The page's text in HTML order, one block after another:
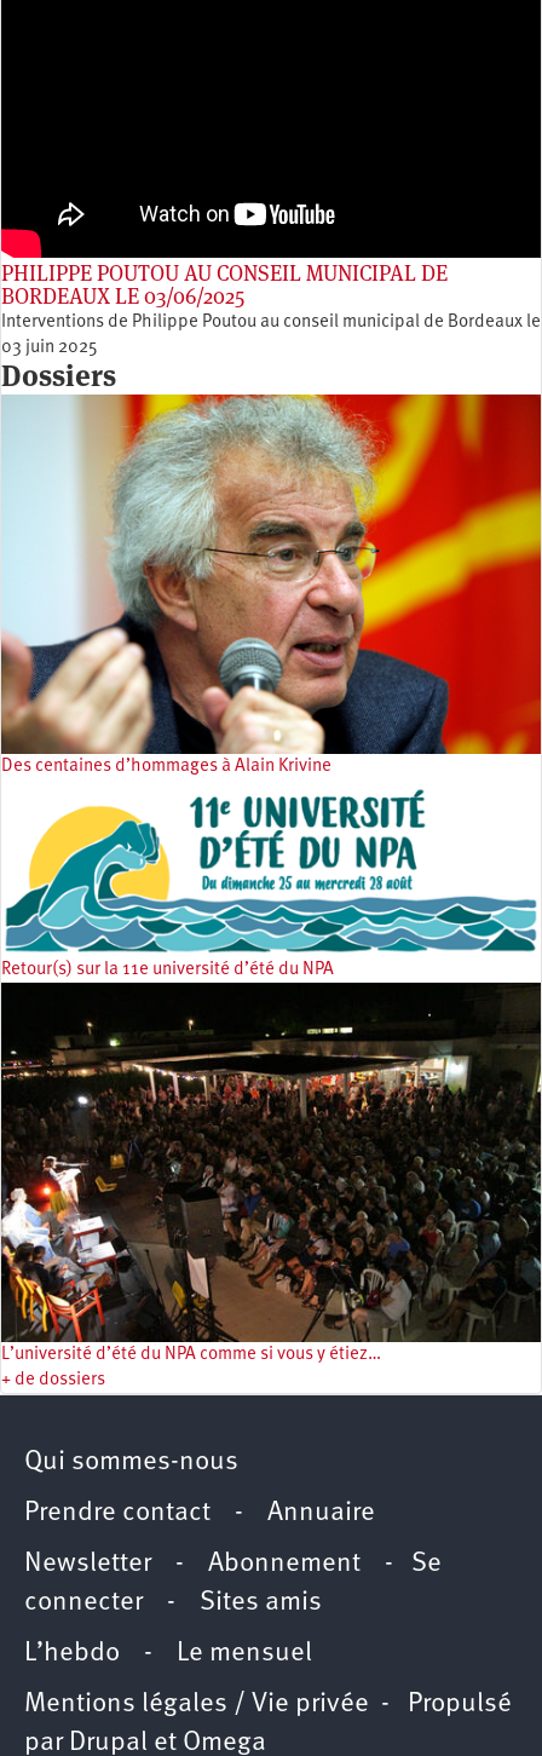
PHILIPPE POUTOU AU CONSEIL MUNICIPAL DE
BORDEAUX LE 03/06/2025
Interventions de Philippe Poutou au conseil municipal de Bordeaux le
03 juin 2025
Dossiers
Des centaines d’hommages à Alain Krivine
Retour(s) sur la 11e université d’été du NPA
L’université d’été du NPA comme si vous y étiez…
+ de dossiers
Qui sommes-nous
Prendre contact - Annuaire
Newsletter - Abonnement - Se
connecter- Sites amis
L’hebdo - Le mensuel
Mentions légales / Vie privée - Propulsé
par Drupal et Omega